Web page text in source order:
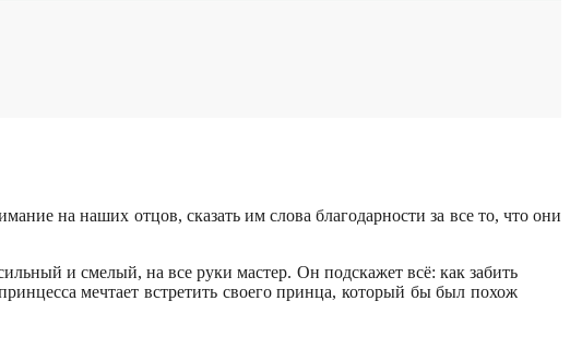
на наших отцов, сказать им слова благодарности за все то, что они
и смелый, на все руки мастер. Он подскажет всё: как забить
мечтает встретить своего принца, который бы был похож